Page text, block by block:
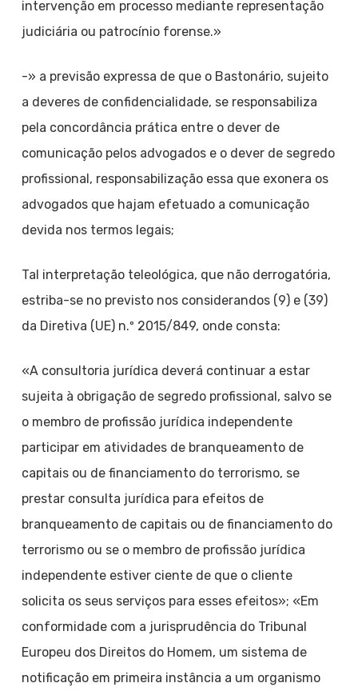
intervenção em processo mediante representação
judiciária ou patrocínio forense.»
-» a previsão expressa de que o Bastonário, sujeito
a deveres de confidencialidade, se responsabiliza
pela concordância prática entre o dever de
comunicação pelos advogados e o dever de segredo
profissional, responsabilização essa que exonera os
advogados que hajam efetuado a comunicação
devida nos termos legais;
Tal interpretação teleológica, que não derrogatória,
estriba-se no previsto nos considerandos (9) e (39)
da Diretiva (UE) n.º 2015/849, onde consta:
«A consultoria jurídica deverá continuar a estar
sujeita à obrigação de segredo profissional, salvo se
o membro de profissão jurídica independente
participar em atividades de branqueamento de
capitais ou de financiamento do terrorismo, se
prestar consulta jurídica para efeitos de
branqueamento de capitais ou de financiamento do
terrorismo ou se o membro de profissão jurídica
independente estiver ciente de que o cliente
solicita os seus serviços para esses efeitos»; «Em
conformidade com a jurisprudência do Tribunal
Europeu dos Direitos do Homem, um sistema de
notificação em primeira instância a um organismo